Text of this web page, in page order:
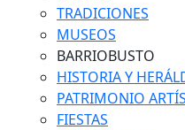
TRADICIONES
MUSEOS
BARRIOBUSTO
HISTORIA Y
PATRIMONIO
FIESTAS